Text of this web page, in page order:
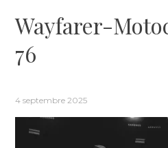
Wayfarer-
76
4 septembre 2025